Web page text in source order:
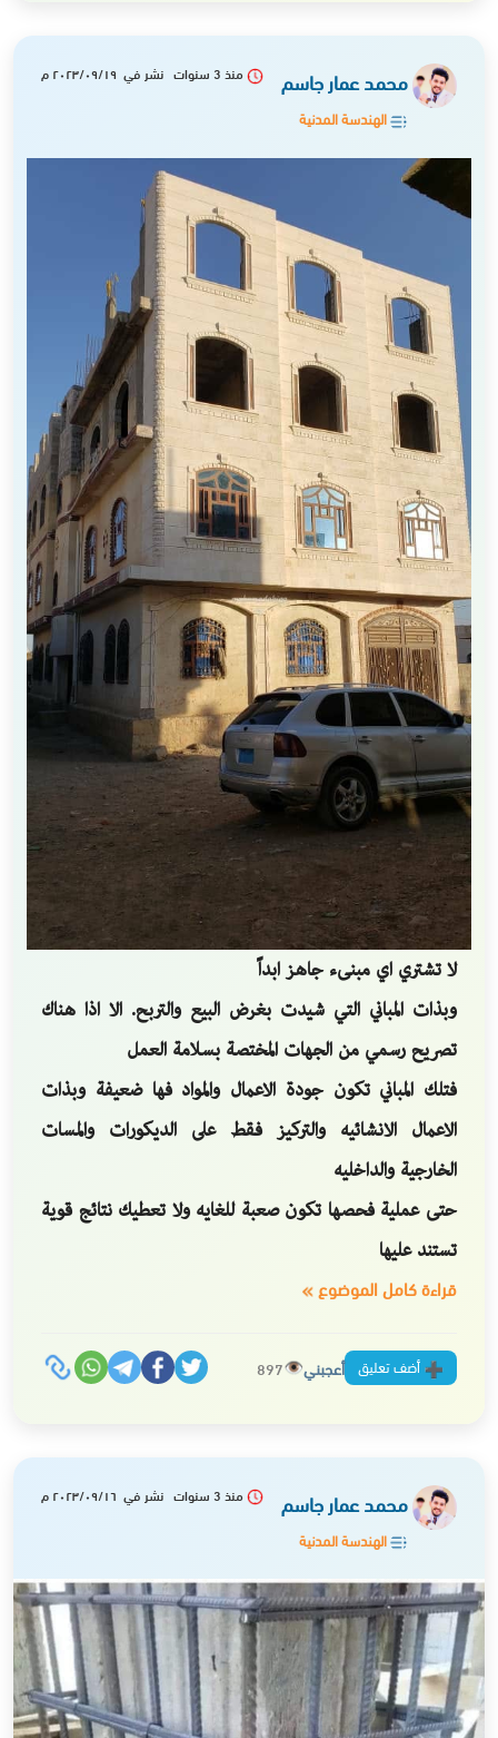
محمد عمار جاسم
الهندسة المدنية
منذ 3 سنوات نشر في ٢٠٢٣/٠٩/١٩ م
لا تشتري اي مبنىء جاهز ابداً
وبذات المباني التي شيدت بغرض البيع والتربح. الا اذا هناك
تصريح رسمي من الجهات المختصة بسلامة العمل
فتلك المباني تكون جودة الاعمال والمواد فها ضعيفة وبذات
الاعمال الانشائيه والتركيز فقط على الديكورات والمسات
الخارجية والداخليه
حتى عملية فحصها تكون صعبة للغايه ولا تعطيك نتائج قوية
تستند عليها
قراءة كامل الموضوع
أضف تعليق أعجبني 897
محمد عمار جاسم
الهندسة المدنية
منذ 3 سنوات نشر في ٢٠٢٣/٠٩/١٦ م